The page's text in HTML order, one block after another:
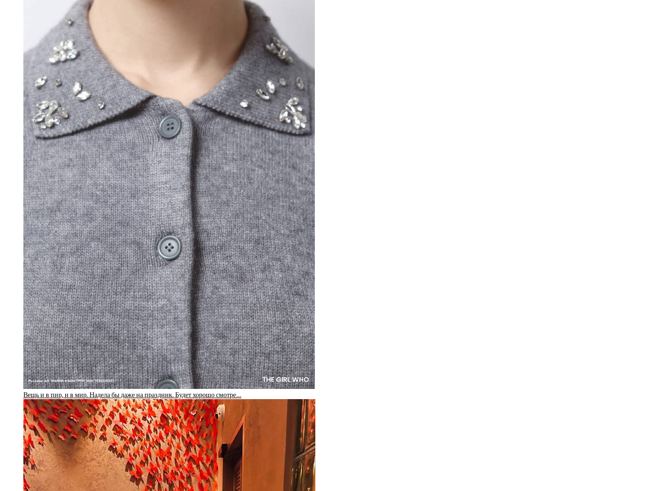
Вещь и в пир, и в мир. Надела бы даже на праздник. Будет хорошо смотре…